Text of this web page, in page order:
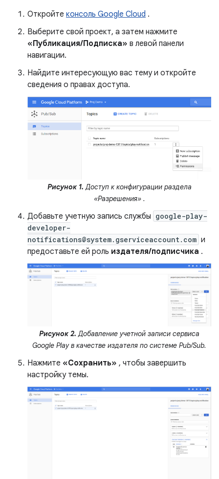
Откройте консоль Google Cloud .
Выберите свой проект, а затем нажмите
«Публикация/Подписка» в левой панели
навигации.
Найдите интересующую вас тему и откройте
сведения о правах доступа.
Рисунок 1. Доступ к конфигурации раздела
«Разрешения».
Добавьте учетную запись службы google-play-
developer-
notifications@system.gserviceaccount.com и
предоставьте ей роль издателя/подписчика .
Рисунок 2. Добавление учетной записи сервиса
Google Play в качестве издателя по системе Pub/Sub.
Нажмите «Сохранить» , чтобы завершить
настройку темы.